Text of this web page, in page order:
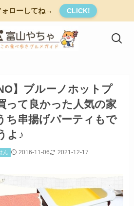
ローしてね→ CLICK!
】ブルーノホットプ
って良かった人気の家
ち串揚げパーティもで
よ♪
ん 2016-11-06 2021-12-17